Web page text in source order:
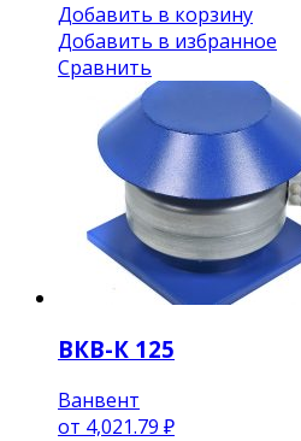
Добавить в корзину
Добавить в избранное
Сравнить
ВКВ-К 125
Ванвент
от 4,021.79 ₽